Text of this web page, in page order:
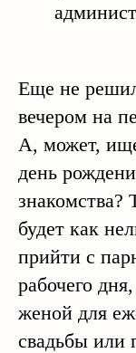
Еще не
вечером на
А, может,
день
знакомства?
будет как
прийти с
рабочего
женой для
свадьбы или